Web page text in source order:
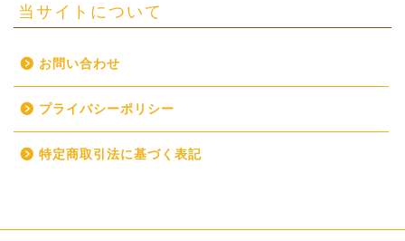
当サイトについて
お問い合わせ
プライバシーポリシー
特定商取引法に基づく表記